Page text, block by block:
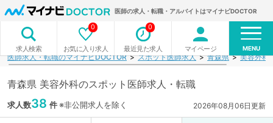
医師の求人・転職・アルバイトはマイナビDOCTOR
求人検索 お気に入り求人
0
最近見た求人
0
マイページ MENU
医師求人・転職のマイナビDOCTOR スポット医師求人 青森県 美容外科
青森県 美容外科のスポット医師求人・転職
求人数38 件※非公開求人を除く 2026年08月06日更新